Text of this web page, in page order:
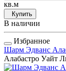
кв.м
Купить
В наличии
Избранное
Шарм Эдванс
Алабастро Уайт